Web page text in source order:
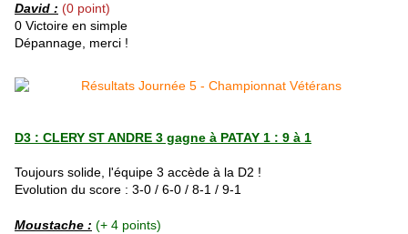
David : (0 point)
0 Victoire en simple
Dépannage, merci !
D3 : CLERY ST ANDRE 3 gagne à PATAY 1 : 9 à 1
Toujours solide, l'équipe 3 accède à la D2 !
Evolution du score : 3-0 / 6-0 / 8-1 / 9-1
Moustache : (+ 4 points)